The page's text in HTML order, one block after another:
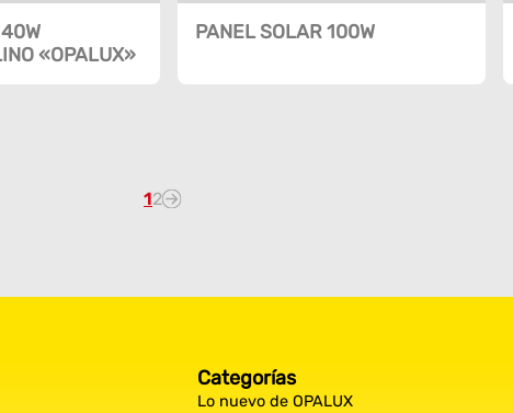
«OPALUX»
PANEL SOLAR 100W
12
Categorías
Lo nuevo de OPALUX